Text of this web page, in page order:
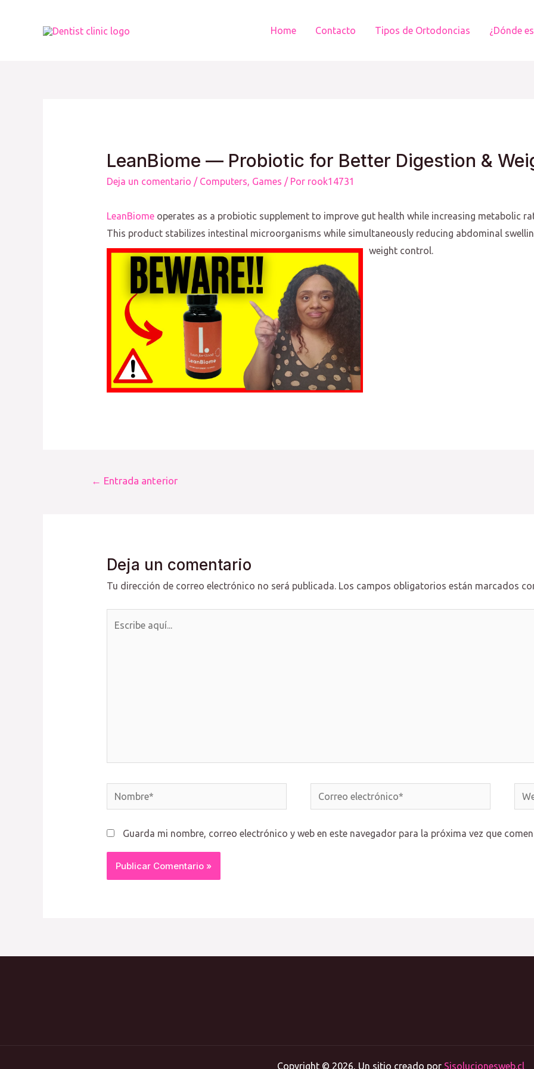
Home Contacto Tipos de Ortodoncias ¿Dónde
LeanBiome — Probiotic for Better Digestion &
Deja un comentario / Computers, Games / Por rook14731
LeanBiomeoperates as a probiotic supplement to improve gut health while increasing metabolic
This product stabilizes intestinal microorganisms while simultaneously reducing abdominal
weight control.
Navegación
← Entrada anterior
Deja un comentario
Tu dirección de correo electrónico no será publicada. Los campos obligatorios están marcados
Nombre*
Correo
electrónico*
Web
Guarda mi nombre, correo electrónico y web en este navegador para la próxima vez que
Copyright © 2026, Un sitio creado por Sisolucionesweb.cl